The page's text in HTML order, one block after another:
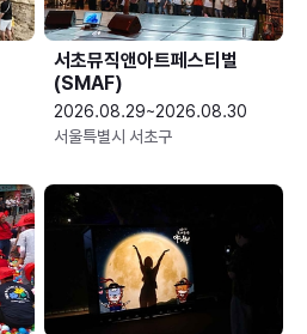
서초뮤직앤아트페스티벌
(SMAF)
2026.08.29~2026.08.30
서울특별시 서초구